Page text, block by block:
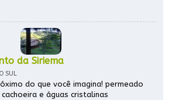
da Siriema
SUL
do que você imagina! permeado
e águas cristalinas